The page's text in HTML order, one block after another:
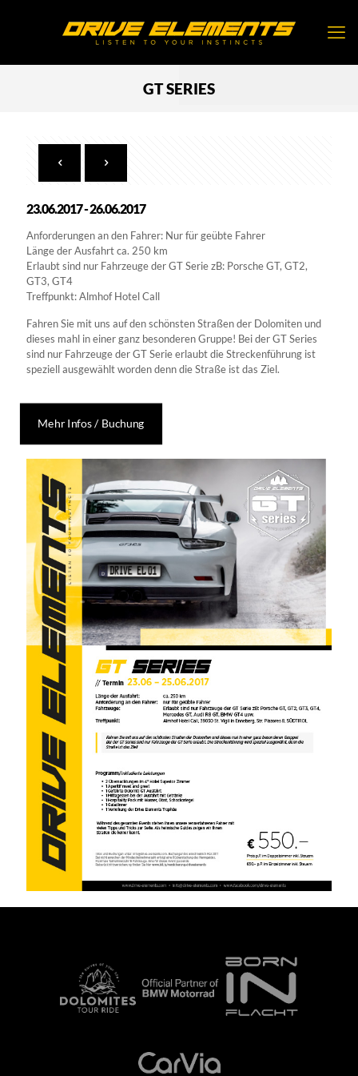
GT SERIES
23.06.2017 - 26.06.2017
Anforderungen an den Fahrer: Nur für geübte Fahrer
Länge der Ausfahrt ca. 250 km
Erlaubt sind nur Fahrzeuge der GT Serie zB: Porsche GT, GT2,
GT3, GT4
Treffpunkt: Almhof Hotel Call
Fahren Sie mit uns auf den schönsten Straßen der Dolomiten und
dieses mahl in einer ganz besonderen Gruppe! Bei der GT Series
sind nur Fahrzeuge der GT Serie erlaubt die Streckenführung ist
speziell ausgewählt worden denn die Straße ist das Ziel.
Mehr Infos / Buchung